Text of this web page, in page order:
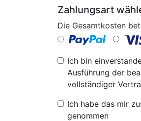
Zahlungsart
Die Gesamtkosten
Ich bin
Ausführung der
vollständiger
Ich habe das mir
genommen